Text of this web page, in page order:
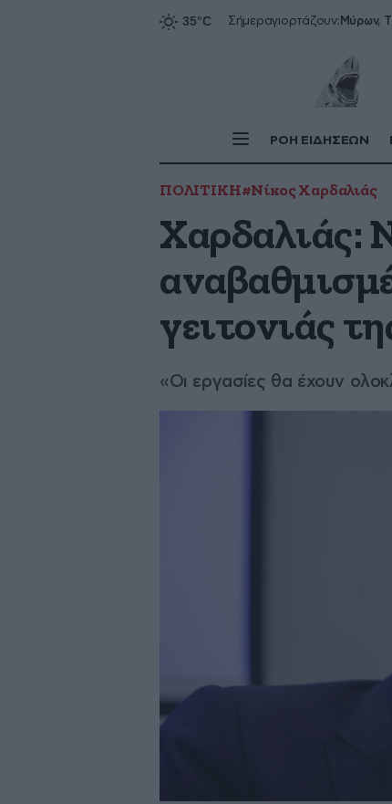
Σήμεραγιορτάζουν:
ΡΟΗ ΕΙΔΗΣΕΩΝ
ΠΟΛΙΤΙΚΗ#Νίκος Χαρδαλιάς
Χαρδαλιάς:
γειτονιάς
«Οι εργασίες θα έχουν